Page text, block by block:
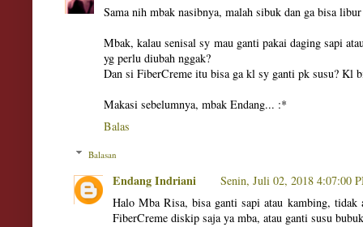
Sama nih mbak nasibnya, malah sibuk dan ga bisa
Mbak, kalau senisal sy mau ganti pakai daging sapi
yg perlu diubah nggak?
Dan si FiberCreme itu bisa ga kl sy ganti pk susu? Kl
Makasi sebelumnya, mbak Endang... :*
Balas
Balasan
Endang Indriani
Senin, Juli 02, 2018 4:07:00
Halo Mba Risa, bisa ganti sapi atau kambing, tidak
FiberCreme diskip saja ya mba, atau ganti susu